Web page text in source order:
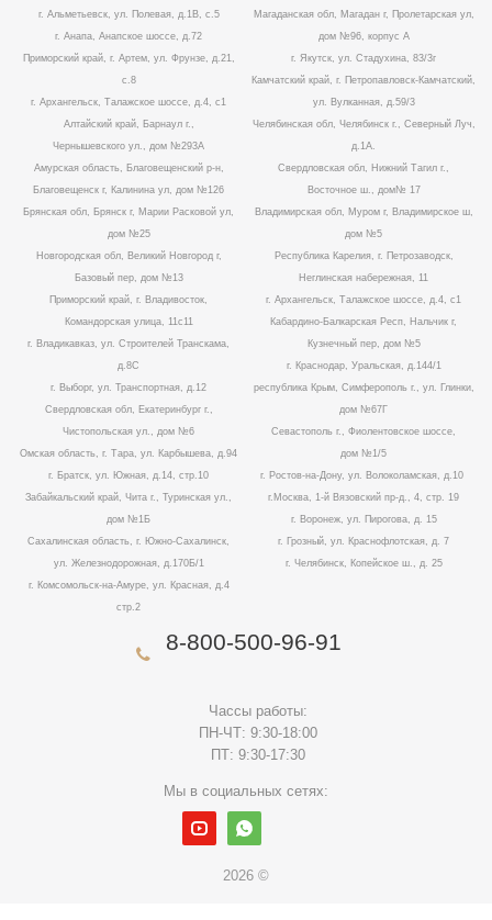
г. Альметьевск, ул. Полевая, д.1В, с.5
г. Анапа, Анапское шоссе, д.72
Приморский край, г. Артем, ул. Фрунзе, д.21,
с.8
г. Архангельск, Талажское шоссе, д.4, с1
Алтайский край, Барнаул г.,
Чернышевского ул., дом №293А
Амурская область, Благовещенский р-н,
Благовещенск г, Калинина ул, дом №126
Брянская обл, Брянск г, Марии Расковой ул,
дом №25
Новгородская обл, Великий Новгород г,
Базовый пер, дом №13
Приморский край, г. Владивосток,
Командорская улица, 11с11
г. Владикавказ, ул. Строителей Транскама,
д.8С
г. Выборг, ул. Транспортная, д.12
Свердловская обл, Екатеринбург г.,
Чистопольская ул., дом №6
Омская область, г. Тара, ул. Карбышева, д.94
г. Братск, ул. Южная, д.14, стр.10
Забайкальский край, Чита г., Туринская ул.,
дом №1Б
Сахалинская область, г. Южно-Сахалинск,
ул. Железнодорожная, д.170Б/1
г. Комсомольск-на-Амуре, ул. Красная, д.4
стр.2
Магаданская обл, Магадан г, Пролетарская ул,
дом №96, корпус А
г. Якутск, ул. Стадухина, 83/3г
Камчатский край, г. Петропавловск-Камчатский,
ул. Вулканная, д.59/3
Челябинская обл, Челябинск г., Северный Луч,
д.1А.
Свердловская обл, Нижний Тагил г.,
Восточное ш., дом№ 17
Владимирская обл, Муром г, Владимирское ш,
дом №5
Республика Карелия, г. Петрозаводск,
Неглинская набережная, 11
г. Архангельск, Талажское шоссе, д.4, с1
Кабардино-Балкарская Респ, Нальчик г,
Кузнечный пер, дом №5
г. Краснодар, Уральская, д.144/1
республика Крым, Симферополь г., ул. Глинки,
дом №67Г
Севастополь г., Фиолентовское шоссе,
дом №1/5
г. Ростов-на-Дону, ул. Волоколамская, д.10
г.Москва, 1-й Вязовский пр-д., 4, стр. 19
г. Воронеж, ул. Пирогова, д. 15
г. Грозный, ул. Краснофлотская, д. 7
г. Челябинск, Копейское ш., д. 25
8-800-500-96-91
Чассы работы:
ПН-ЧТ: 9:30-18:00
ПТ: 9:30-17:30
Мы в социальных сетях:
2026 ©